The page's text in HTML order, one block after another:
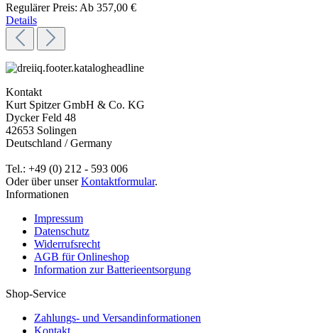
Regulärer Preis: Ab 357,00 €
Details
Kontakt
Kurt Spitzer GmbH & Co. KG
Dycker Feld 48
42653 Solingen
Deutschland / Germany
Tel.: +49 (0) 212 - 593 006
Oder über unserKontaktformular.
Informationen
Impressum
Datenschutz
Widerrufsrecht
AGB für Onlineshop
Information zur Batterieentsorgung
Shop-Service
Zahlungs- und Versandinformationen
Kontakt